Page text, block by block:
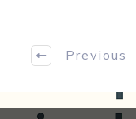
Previous